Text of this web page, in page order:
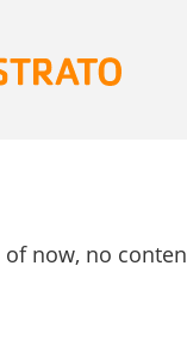
now, no